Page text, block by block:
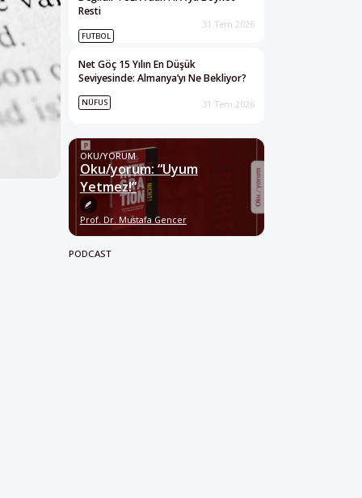
Resti
FUTBOL
31 Tem 2026
Net Göç 15 Yılın En Düşük
Seviyesinde: Almanya’yı Ne Bekliyor?
NÜFUS 31 Tem 2026
OKU/YORUM
Oku/yorum: “Uyum
Yetmez!”
Prof. Dr. Mustafa Gencer
PODCAST